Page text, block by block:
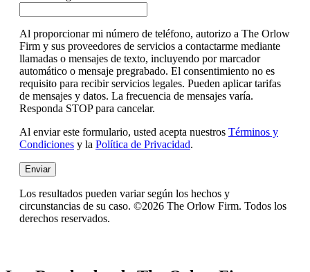
Al proporcionar mi número de teléfono, autorizo a The Orlow
Firm y sus proveedores de servicios a contactarme mediante
llamadas o mensajes de texto, incluyendo por marcador
automático o mensaje pregrabado. El consentimiento no es
requisito para recibir servicios legales. Pueden aplicar tarifas
de mensajes y datos. La frecuencia de mensajes varía.
Responda STOP para cancelar.
Al enviar este formulario, usted acepta nuestros Términos y
Condiciones y la Política de Privacidad.
Enviar
Los resultados pueden variar según los hechos y
circunstancias de su caso. ©2026 The Orlow Firm. Todos los
derechos reservados.